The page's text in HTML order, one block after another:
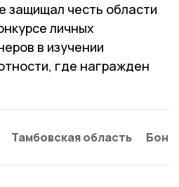
защищал честь области
личных
в изучении
где награжден
Тамбовская область